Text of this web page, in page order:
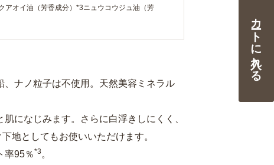
アオイ油（芳香成分）*3ニュウコウジュ油（芳
ナノ粒子は不使用。天然美容ミネラル
になじみます。さらに白浮きしにくく、
地としてもお使いいただけます。
率95％*3 。
カートに入れる